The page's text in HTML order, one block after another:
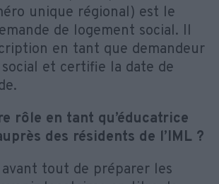
unique régional) est le
de logement social. Il
en tant que demandeur
et certifie la date de
rôle en tant qu’éducatrice
des résidents de l’IML ?
tout de préparer les